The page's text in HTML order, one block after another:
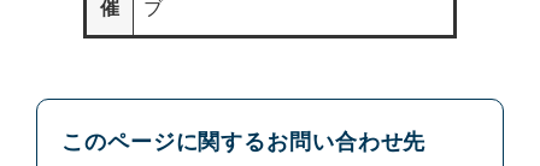
催
ブ
このページに関するお問い合わせ先